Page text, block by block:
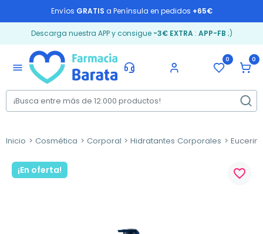
Envíos GRATIS a Península en pedidos +65€
Descarga nuestra APP y consigue -3€ EXTRA: APP-FB ;)
menu
0 0
Inicio Cosmética Corporal Hidratantes Corporales Eucerin
¡En oferta! favorite_border